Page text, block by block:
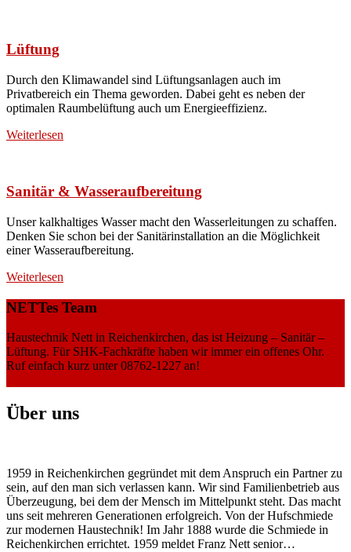
Lüftung
Durch den Klimawandel sind Lüftungsanlagen auch im
Privatbereich ein Thema geworden. Dabei geht es neben der
optimalen Raumbelüftung auch um Energieeffizienz.
Weiterlesen
Sanitär & Wasseraufbereitung
Unser kalkhaltiges Wasser macht den Wasserleitungen zu schaffen.
Denken Sie schon bei der Sanitärinstallation an die Möglichkeit
einer Wasseraufbereitung.
Weiterlesen
NETTes Team
Haustechnik Nett in Reichenkirchen, das ist Heizung – Sanitär –
Lüftung. Für SHK-Fachkräfte haben wir immer ein offenes Ohr.
Ruf einfach kurz unter 08762-1227 an!
Über uns
1959 in Reichenkirchen gegründet mit dem Anspruch ein Partner zu
sein, auf den man sich verlassen kann. Wir sind Familienbetrieb aus
Überzeugung, bei dem der Mensch im Mittelpunkt steht. Das macht
uns seit mehreren Generationen erfolgreich. Von der Hufschmiede
zur modernen Haustechnik! Im Jahr 1888 wurde die Schmiede in
Reichenkirchen errichtet. 1959 meldet Franz Nett senior…